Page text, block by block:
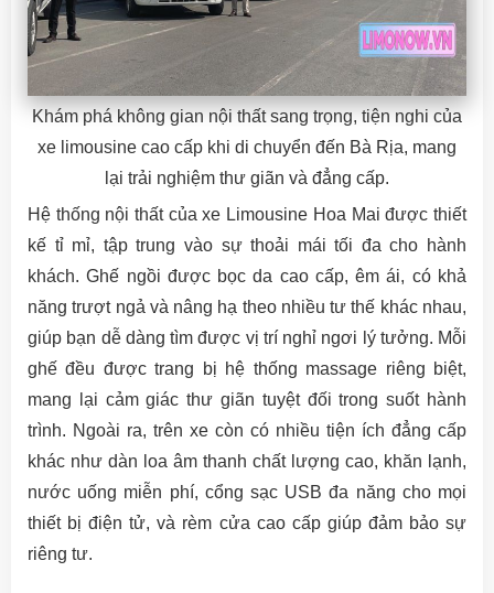
Khám phá không gian nội thất sang trọng, tiện nghi của
xe limousine cao cấp khi di chuyển đến Bà Rịa, mang
lại trải nghiệm thư giãn và đẳng cấp.
Hệ thống nội thất của xe Limousine Hoa Mai được thiết
kế tỉ mỉ, tập trung vào sự thoải mái tối đa cho hành
khách. Ghế ngồi được bọc da cao cấp, êm ái, có khả
năng trượt ngả và nâng hạ theo nhiều tư thế khác nhau,
giúp bạn dễ dàng tìm được vị trí nghỉ ngơi lý tưởng. Mỗi
ghế đều được trang bị hệ thống massage riêng biệt,
mang lại cảm giác thư giãn tuyệt đối trong suốt hành
trình. Ngoài ra, trên xe còn có nhiều tiện ích đẳng cấp
khác như dàn loa âm thanh chất lượng cao, khăn lạnh,
nước uống miễn phí, cổng sạc USB đa năng cho mọi
thiết bị điện tử, và rèm cửa cao cấp giúp đảm bảo sự
riêng tư.